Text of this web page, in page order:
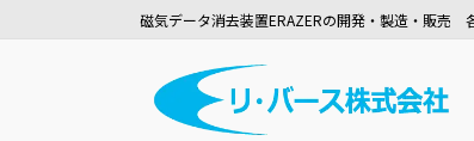
ン
ビ
磁気データ消去装置ERAZERの開発・製造・販売